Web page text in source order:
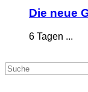
Die neue
6 Tagen ...